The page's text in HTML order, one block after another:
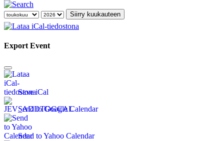
Siirry kuukauteen
Export Event
Save iCal
Send to Google Calendar
Send to Yahoo Calendar